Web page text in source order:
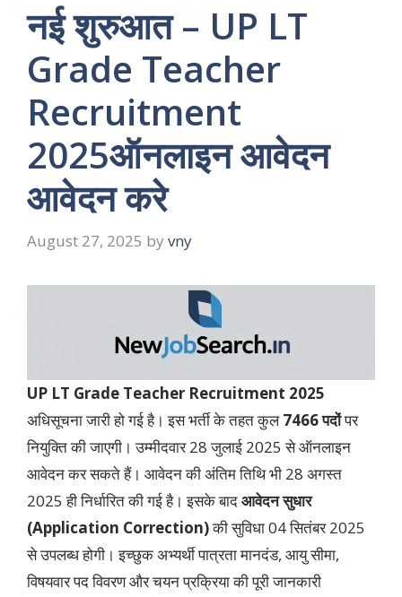
नई शुरुआत – UP LT
Grade Teacher
Recruitment
2025ऑनलाइन आवेदन
आवेदन करे
August 27, 2025 by vny
UP LT Grade Teacher Recruitment 2025
अधिसूचना जारी हो गई है। इस भर्ती के तहत कुल7466 पदोंपर
नियुक्ति की जाएगी। उम्मीदवार 28 जुलाई 2025 से ऑनलाइन
आवेदन कर सकते हैं। आवेदन की अंतिम तिथि भी 28 अगस्त
2025 ही निर्धारित की गई है। इसके बादआवेदन सुधार
(Application Correction)की सुविधा 04 सितंबर 2025
से उपलब्ध होगी। इच्छुक अभ्यर्थी पात्रता मानदंड, आयु सीमा,
विषयवार पद विवरण और चयन प्रक्रिया की पूरी जानकारी